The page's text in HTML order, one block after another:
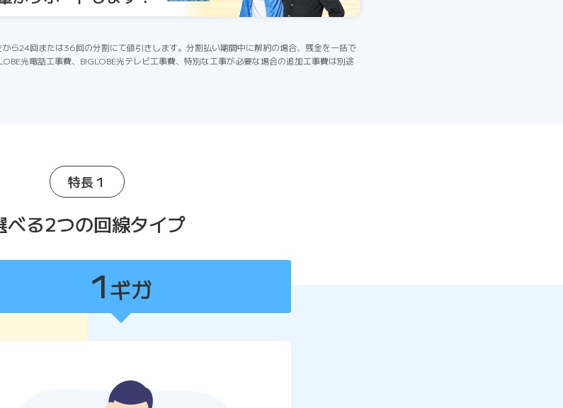
ら24回または36回の分割にて値引きします。分割払い期間中に解約の場合、残金を一括で
光電話工事費、BIGLOBE光テレビ工事費、特別な工事が必要な場合の追加工事費は別途
特長１
べる2つの回線タイプ
1ギガ